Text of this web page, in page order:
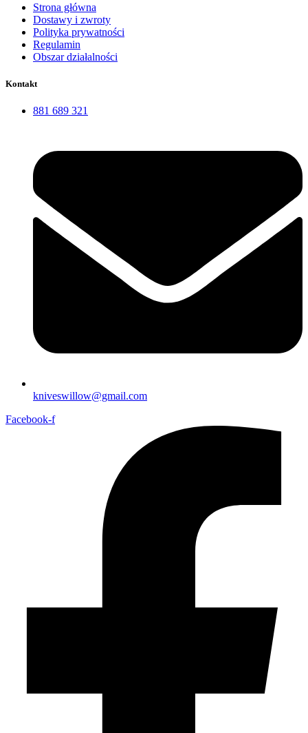
Strona główna
Dostawy i zwroty
Polityka prywatności
Regulamin
Obszar działalności
Kontakt
881 689 321
kniveswillow@gmail.com
Facebook-f